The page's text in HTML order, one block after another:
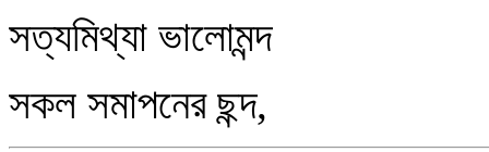
সত্যমিথ্যা ভালোমন্দ
সকল সমাপনের ছন্দ,